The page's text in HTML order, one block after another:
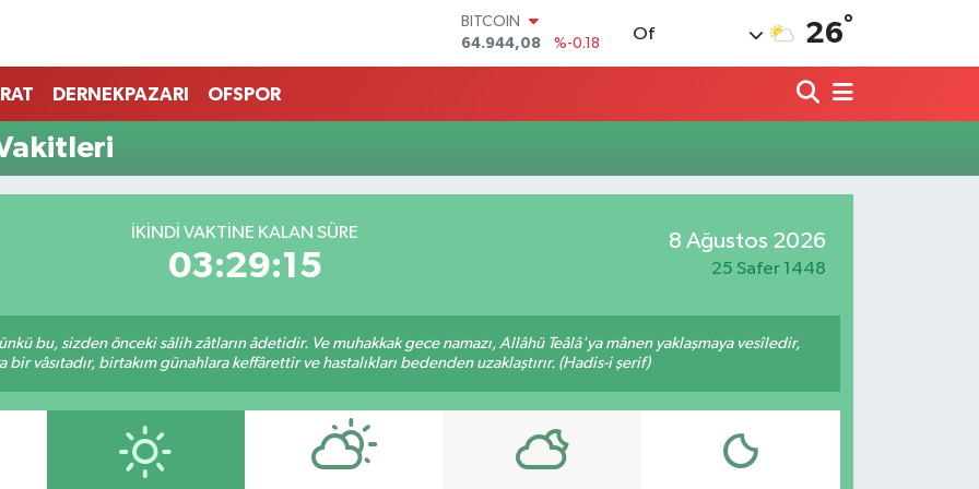
BITCOIN
64.944,08
%-0.18
DOLAR
64,4811
%0.38
GRAM ALTIN
Of 26°
DERNEKPAZARI OFSPOR
İKINDI VAKTINE KALAN SÜRE
03:29:15
8 Ağustos 2026
25 Safer 1448
bu, sizden önceki sâlih zâtların âdetidir. Ve muhakkak gece namazı, Allâhü Teâlâ'ya mânen yaklaşmaya vesîledir,
vâsıtadır, birtakım günahlara keffârettir ve hastalıkları bedenden uzaklaştırır. (Hadis-i şerif)